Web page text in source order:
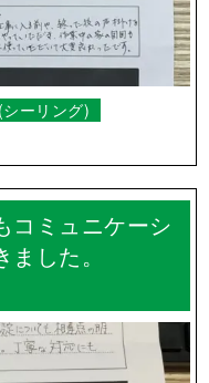
ーリング)
コミュニケーシ
した。